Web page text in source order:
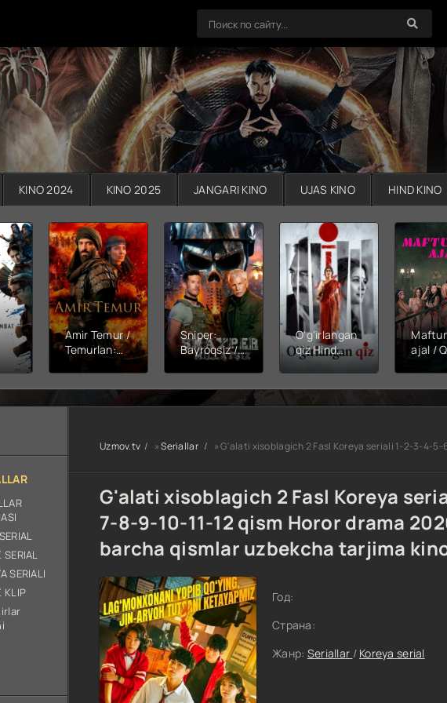
KINO 2024 KINO 2025 JANGARI KINO UJAS KINO HIND KINO
Amir Temur /
Temurlan:
Fathchining
Premyera
Netflix filmi
O'zbekcha
2026
tarjima kino
ix skachat
Sniper:
Bayroqsiz /
Snayper:
Bayroqsiz
snayper
Uzbek tilida
O'zbekcha
2026
Full HD tas-
ix skachat
O'g'irlangan
qiz Hind
kinosi 2026
O'zbekcha
tarjima kino
ajal /
tilida)
2026
SERIAL
SERIALI
KLIP
Uzmov.tv »Seriallar » G'alati xisoblagich 2 Fasl Koreya seriali 1-2-3-4-5-6-7-8-9-10-11-
G'alati xisoblagich 2 Fasl Koreya
7-8-9-10-11-12 qism Horor drama
barcha qismlar uzbekcha tarjima
Год:
Страна:
Жанр: Seriallar / Koreya serial